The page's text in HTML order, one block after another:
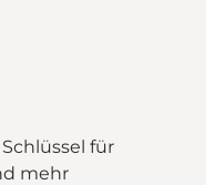
für
mehr